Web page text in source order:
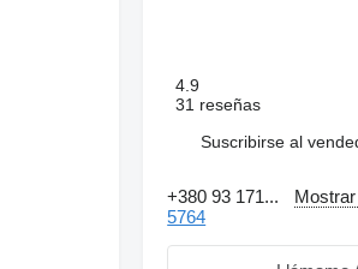
4.9
31 reseñas
Suscribirse al
+380 93 171...
5764